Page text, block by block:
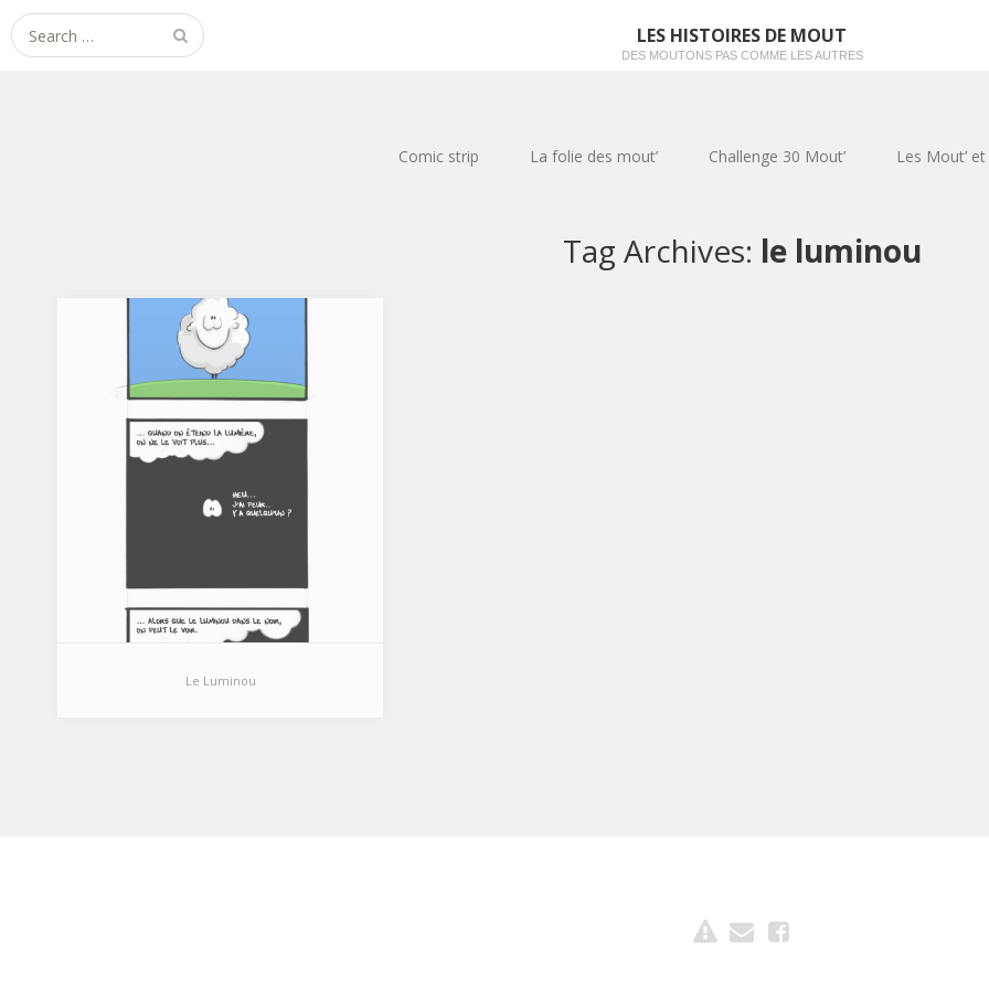
LES HISTOIRES DE MOUT
DES MOUTONS PAS COMME LES AUTRES
Search
for:
Comic strip La folie des mout’ Challenge 30 Mout’ Les Mout’
Tag Archives: le luminou
Le Luminou